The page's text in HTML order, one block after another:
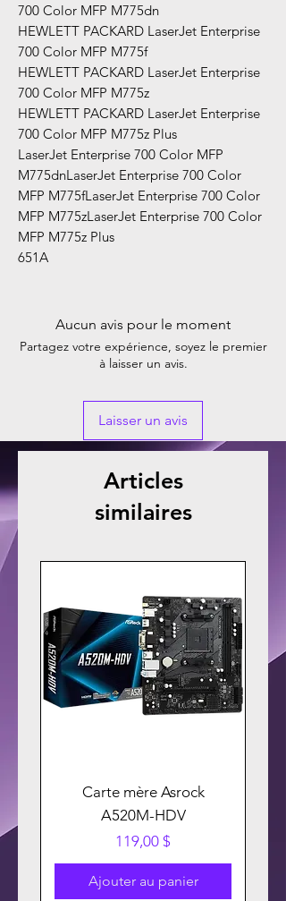
700 Color MFP M775dn
HEWLETT PACKARD LaserJet Enterprise
700 Color MFP M775f
HEWLETT PACKARD LaserJet Enterprise
700 Color MFP M775z
HEWLETT PACKARD LaserJet Enterprise
700 Color MFP M775z Plus
LaserJet Enterprise 700 Color MFP
M775dnLaserJet Enterprise 700 Color
MFP M775fLaserJet Enterprise 700 Color
MFP M775zLaserJet Enterprise 700 Color
MFP M775z Plus
651A
Aucun avis pour le moment
Partagez votre expérience, soyez le premier
à laisser un avis.
Laisser un avis
Articles
similaires
Carte mère Asrock
A520M-HDV
Prix
119,00 $
Ajouter au panier